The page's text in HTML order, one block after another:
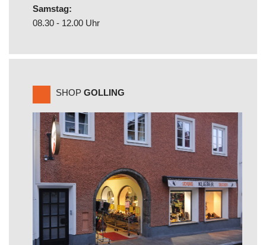
Samstag:
08.30 - 12.00 Uhr
SHOP GOLLING